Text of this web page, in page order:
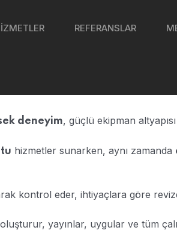
REFERANSLAR
deneyim, güçlü ekipman
hizmetler sunarken, aynı zamanda
kontrol eder, ihtiyaçlara göre
oluşturur, yayınlar, uygular ve tüm